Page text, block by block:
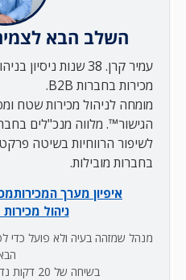
השלב הבא
עמיר קרן. 38 שנות
מכירות בחברות B2B.
מומחה לניהול מכירות שטח
הגישור™. מלווה מנכ"לים
לשיפור הרווחיות בשיטה
בחברות מובילות.
איפיון מערך המכירות
ניהול
מנהל שמזהה בעיה ולא פועל כדי
בשיחה של 20 דקות נדע אם אני יכול לעזור.